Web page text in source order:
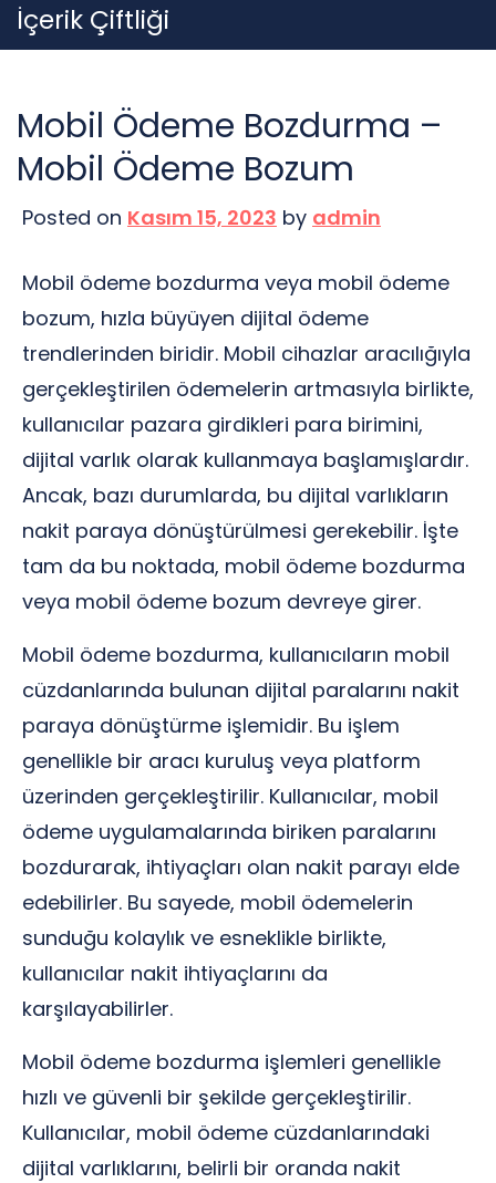
Skip
to
İçerik Çiftliği
Mobil Ödeme Bozdurma –
Mobil Ödeme Bozum
Posted on Kasım 15, 2023 by admin
Mobil ödeme bozdurma veya mobil ödeme
bozum, hızla büyüyen dijital ödeme
trendlerinden biridir. Mobil cihazlar aracılığıyla
gerçekleştirilen ödemelerin artmasıyla birlikte,
kullanıcılar pazara girdikleri para birimini,
dijital varlık olarak kullanmaya başlamışlardır.
Ancak, bazı durumlarda, bu dijital varlıkların
nakit paraya dönüştürülmesi gerekebilir. İşte
tam da bu noktada, mobil ödeme bozdurma
veya mobil ödeme bozum devreye girer.
Mobil ödeme bozdurma, kullanıcıların mobil
cüzdanlarında bulunan dijital paralarını nakit
paraya dönüştürme işlemidir. Bu işlem
genellikle bir aracı kuruluş veya platform
üzerinden gerçekleştirilir. Kullanıcılar, mobil
ödeme uygulamalarında biriken paralarını
bozdurarak, ihtiyaçları olan nakit parayı elde
edebilirler. Bu sayede, mobil ödemelerin
sunduğu kolaylık ve esneklikle birlikte,
kullanıcılar nakit ihtiyaçlarını da
karşılayabilirler.
Mobil ödeme bozdurma işlemleri genellikle
hızlı ve güvenli bir şekilde gerçekleştirilir.
Kullanıcılar, mobil ödeme cüzdanlarındaki
dijital varlıklarını, belirli bir oranda nakit